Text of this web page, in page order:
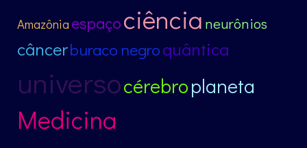
Amazônia espaçociência neurônios
câncerburaco negroquântica
universocérebroplaneta
Medicina